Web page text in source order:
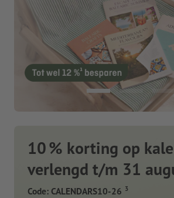
10 % korting op
verlengd t/m 31
Code: CALENDARS10-26 3